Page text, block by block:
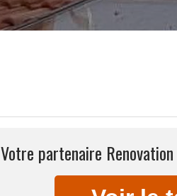
Votre partenaire